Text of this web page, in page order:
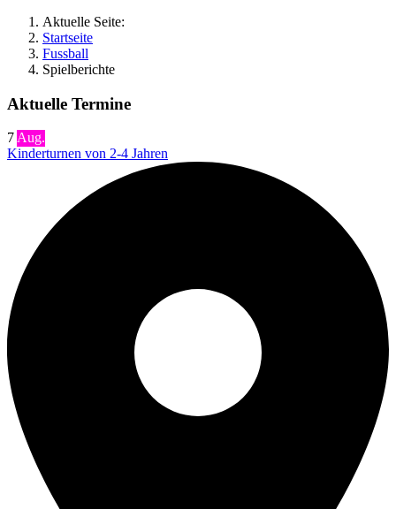
Aktuelle Seite:
Startseite
Fussball
Spielberichte
Aktuelle Termine
7Aug.
Kinderturnen von 2-4 Jahren